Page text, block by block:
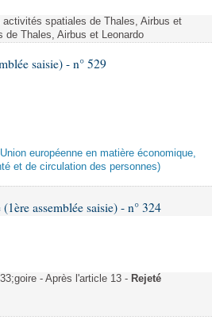
spatiales de Thales, Airbus et
de Thales, Airbus et Leonardo
saisie) - n° 529
européenne en matière économique,
et de circulation des personnes)
assemblée saisie) - n° 324
- Après l'article 13 - Rejeté